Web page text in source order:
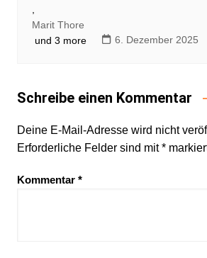
,
Marit Thore
und 3 more
6. Dezember 2025
Schreibe einen Kommentar
Deine E-Mail-Adresse wird nicht
Erforderliche Felder sind mit*
Kommentar *